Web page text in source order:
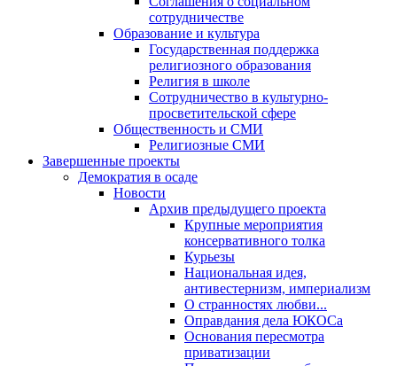
сотрудничестве
Образование и культура
Государственная поддержка
религиозного образования
Религия в школе
Сотрудничество в культурно-
просветительской сфере
Общественность и СМИ
Религиозные СМИ
Завершенные проекты
Демократия в осаде
Новости
Архив предыдущего проекта
Крупные мероприятия
консервативного толка
Курьезы
Национальная идея,
антивестернизм, империализм
О странностях любви...
Оправдания дела ЮКОСа
Основания пересмотра
приватизации